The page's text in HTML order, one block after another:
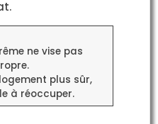
ne vise pas
plus sûr,
à réoccuper.